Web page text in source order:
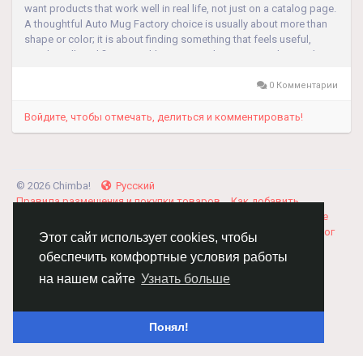
Этот сайт использует cookies, чтобы
обеспечить комфортные условия работы
на нашем сайте Узнать больше
Понял!
want products that work well in real life, not just on a catalog page.
A thoughtful Auto Mug Factory choice is usually about more than
shape or color; it is about finding something that feels useful,
travels well, and fits smoothly into everyday routines. That is what
0 Комментарии
Войдите, чтобы отмечать, делиться и комментировать!
© 2026 Chimba!
Русский
Правила размещения и покупки товаров
Как добавить
Соглашение
Политика Конфиденциальности
Свяжитесь с нами Каталог